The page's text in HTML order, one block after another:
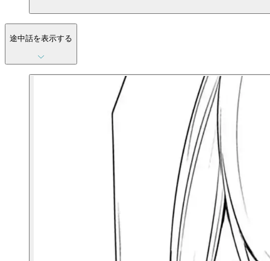
途中話を表示する